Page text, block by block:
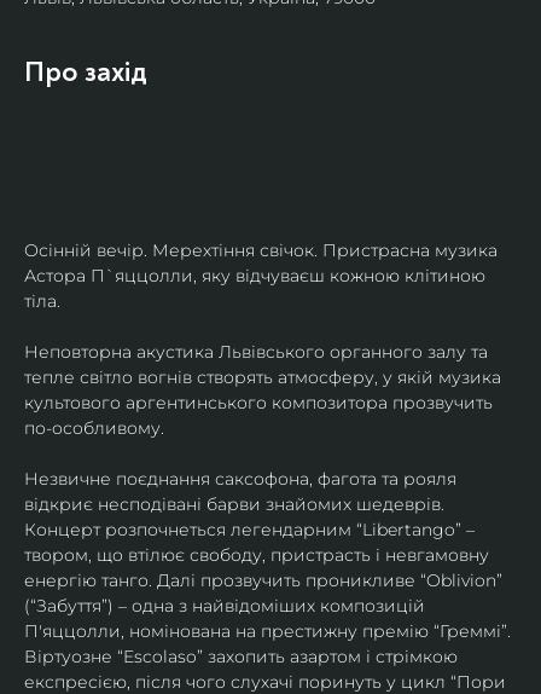
Про захід
Осінній вечір. Мерехтіння свічок. Пристрасна музика
Астора П`яццолли, яку відчуваєш кожною клітиною
тіла.
Неповторна акустика Львівського органного залу та
тепле світло вогнів створять атмосферу, у якій музика
культового аргентинського композитора прозвучить
по-особливому.
Незвичне поєднання саксофона, фагота та рояля
відкриє несподівані барви знайомих шедеврів.
Концерт розпочнеться легендарним “Libertango” –
твором, що втілює свободу, пристрасть і невгамовну
енергію танго. Далі прозвучить проникливе “Oblivion”
(“Забуття”) – одна з найвідоміших композицій
П'яццолли, номінована на престижну премію “Греммі”.
Віртуозне “Escolaso” захопить азартом і стрімкою
експресією, після чого слухачі поринуть у цикл “Пори